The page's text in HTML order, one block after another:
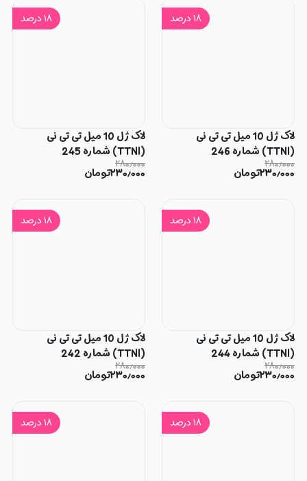
۱۸درصد
لاک ژل 10 میل تی تی نی
(TTNI) شماره 246
۲۸۰٫۰۰۰
۲۳۰٫۰۰۰تومان
۱۸درصد
لاک ژل 10 میل تی تی نی
(TTNI) شماره 245
۲۸۰٫۰۰۰
۲۳۰٫۰۰۰تومان
۱۸درصد
لاک ژل 10 میل تی تی نی
(TTNI) شماره 244
۲۸۰٫۰۰۰
۲۳۰٫۰۰۰تومان
۱۸درصد
لاک ژل 10 میل تی تی نی
(TTNI) شماره 242
۲۸۰٫۰۰۰
۲۳۰٫۰۰۰تومان
۱۸درصد ۱۸درصد